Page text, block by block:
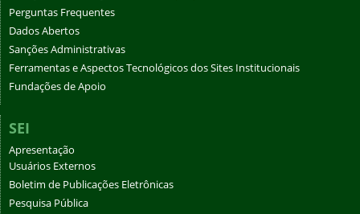
Perguntas Frequentes
Dados Abertos
Sanções Administrativas
Ferramentas e Aspectos Tecnológicos dos Sites Institucionais
Fundações de Apoio
SEI
Apresentação
Usuários Externos
Boletim de Publicações Eletrônicas
Pesquisa Pública